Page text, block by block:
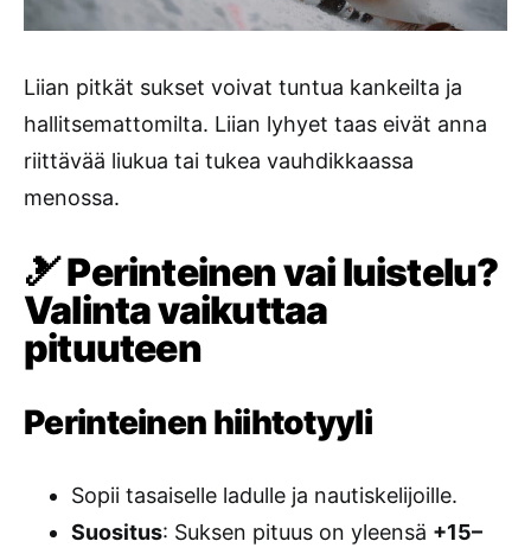
Liian pitkät sukset voivat tuntua kankeilta ja
hallitsemattomilta. Liian lyhyet taas eivät anna
riittävää liukua tai tukea vauhdikkaassa
menossa.
🎿 Perinteinen vai luistelu?
Valinta vaikuttaa
pituuteen
Perinteinen hiihtotyyli
Sopii tasaiselle ladulle ja nautiskelijoille.
Suositus: Suksen pituus on yleensä +15–